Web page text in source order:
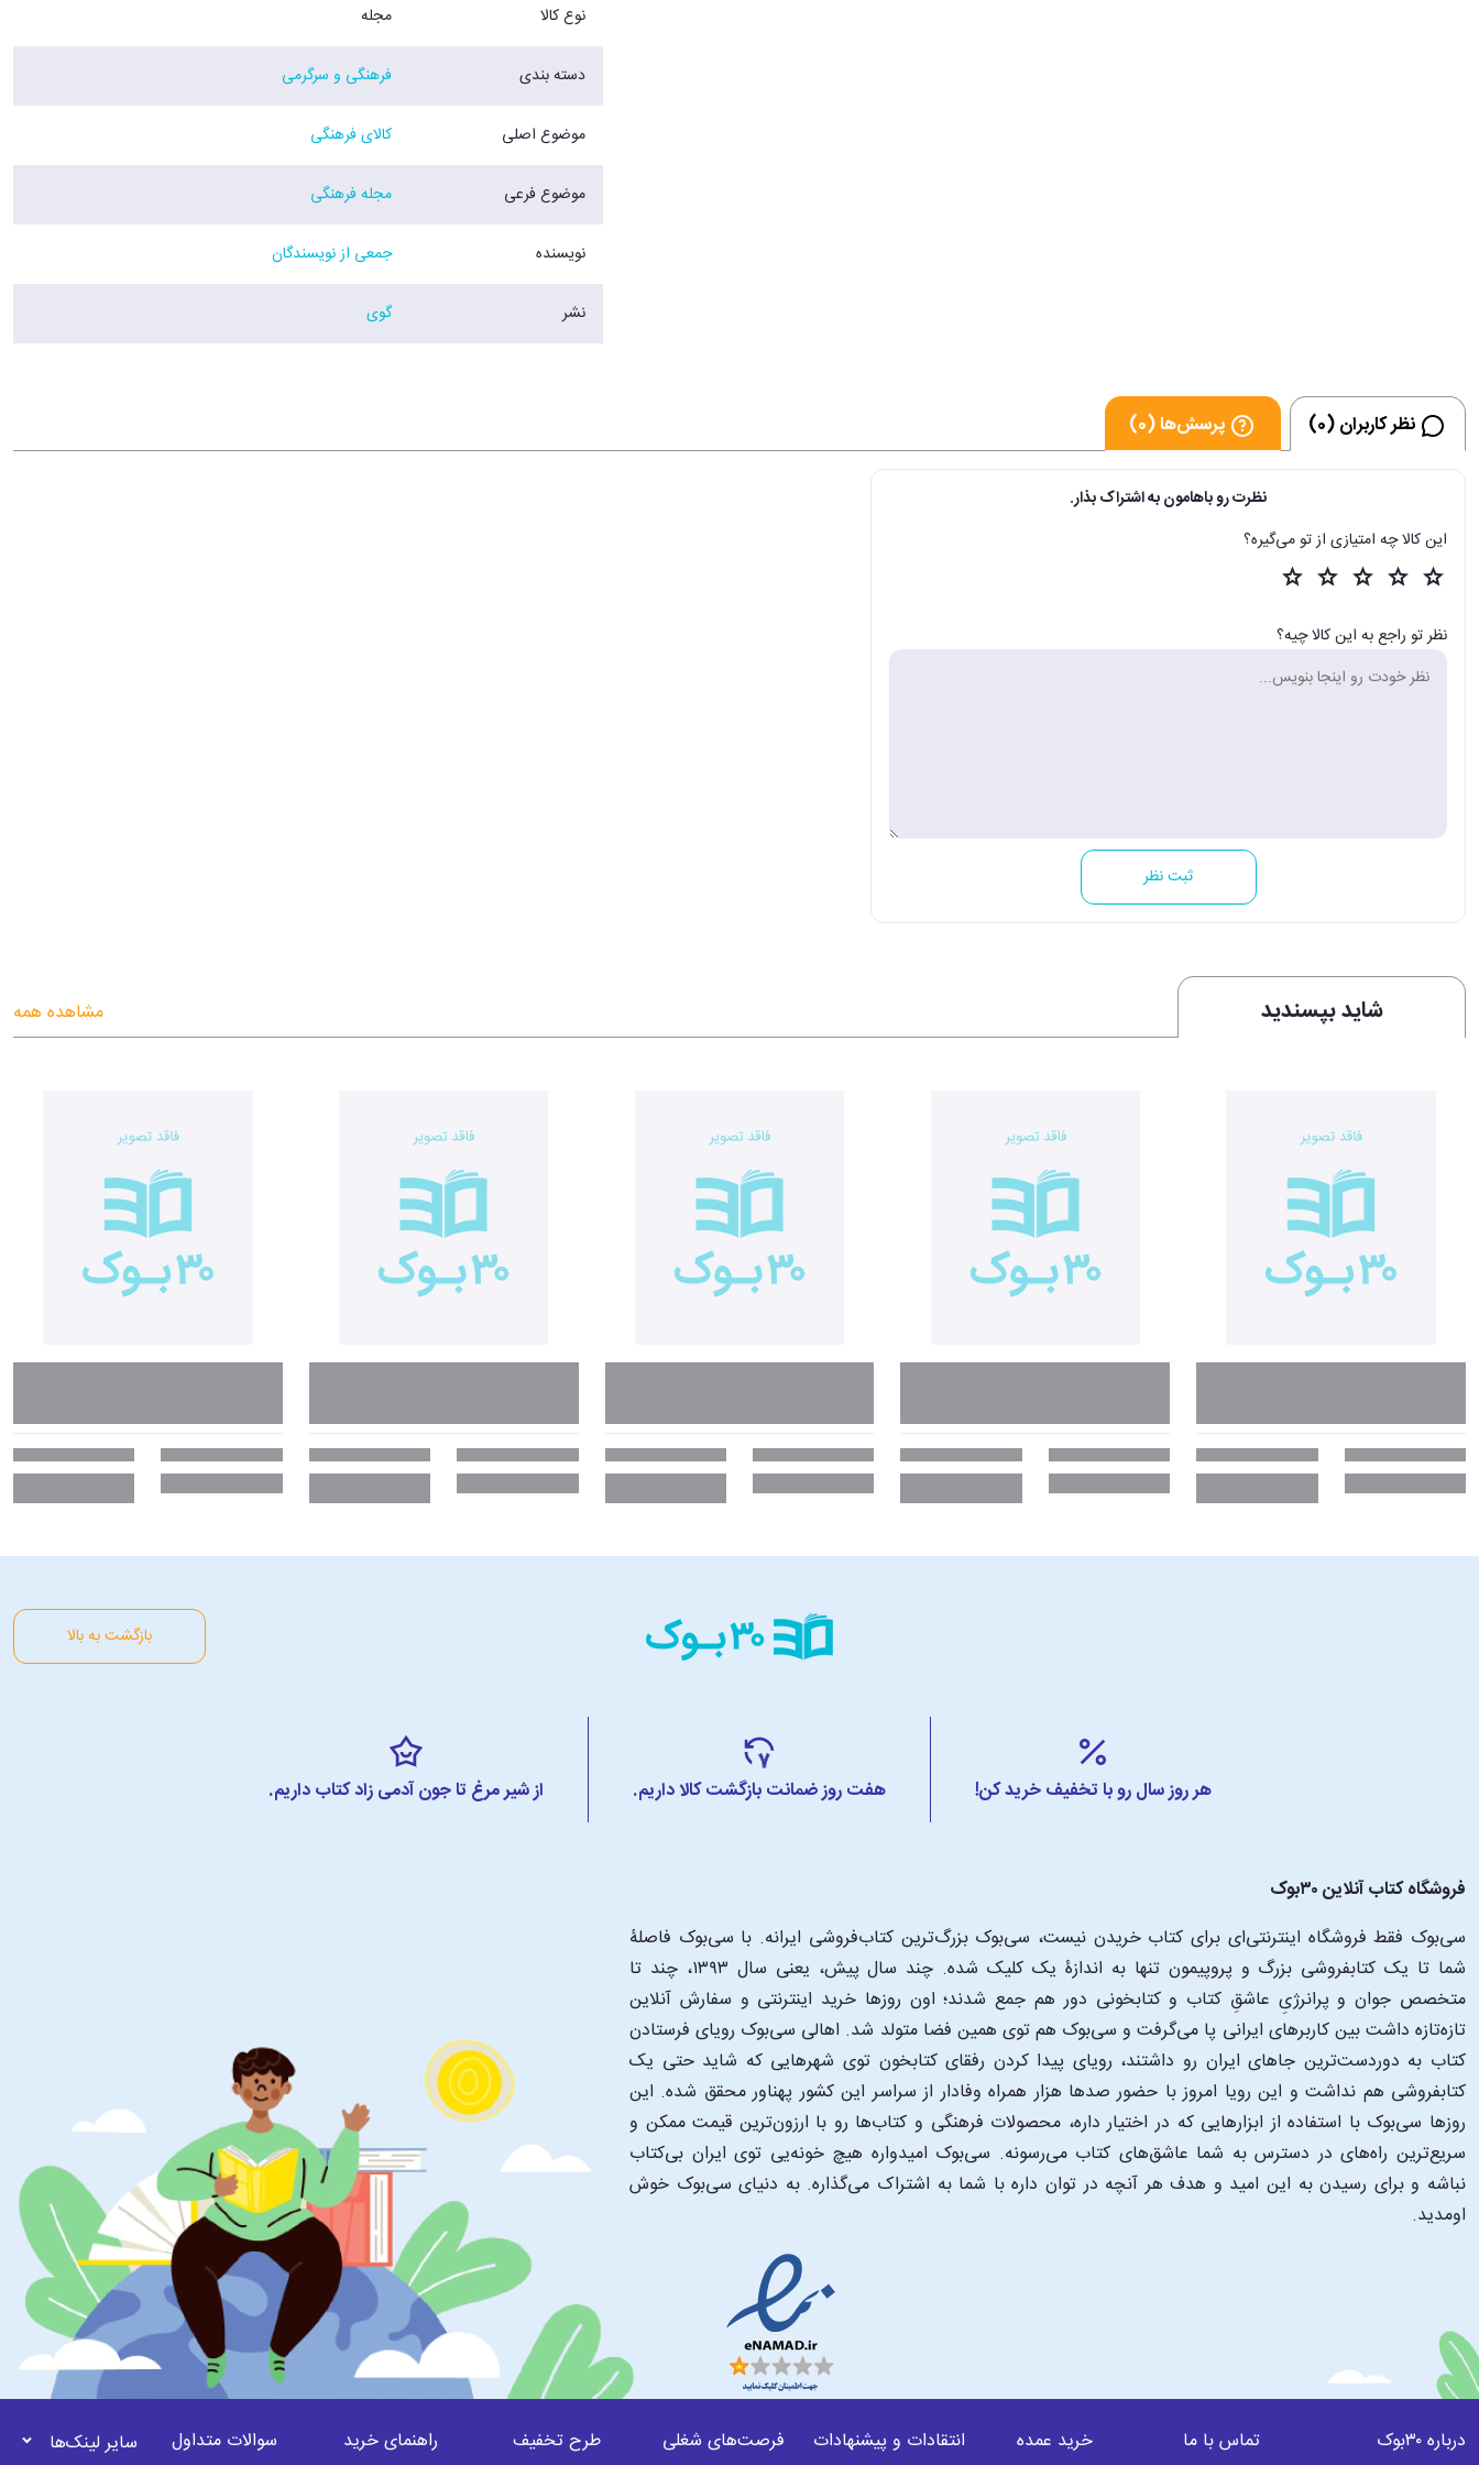
نوع کالا مجله
دسته بندی فرهنگی و سرگرمی
موضوع اصلی کالای فرهنگی
موضوع فرعی مجله فرهنگی
نویسنده جمعی از نویسندگان
نشر گوی
نظر کاربران (0) پرسش‌ها (0)
نظرت رو باهامون به اشتراک بذار.
این کالا چه امتیازی از تو می‌گیره؟
نظر تو راجع به این کالا چیه؟
ثبت نظر
شاید بپسندید مشاهده همه
بازگشت به بالا
هر روز سال رو با تخفیف خرید کن! هفت روز ضمانت بازگشت کالا داریم. از شیر مرغ تا جون آدمی زاد کتاب داریم.
فروشگاه کتاب آنلاین ۳۰بوک
سی‌بوک فقط فروشگاه اینترنتی‌ای برای کتاب خریدن نیست، سی‌بوک بزرگ‌ترین کتاب‌فروشی ایرانه. با سی‌بوک فاصلۀ
شما تا یک کتابفروشی بزرگ و پروپیمون تنها به اندازۀ یک کلیک شده. چند سال پیش، یعنی سال ۱۳۹۳، چند تا
متخصص جوان و پرانرژیِ عاشقِ کتاب و کتابخونی دور هم جمع شدند؛ اون‌ روزها خرید اینترنتی و سفارش آنلاین
تازه‌تازه داشت بین کاربرهای ایرانی پا می‌گرفت و سی‌بوک هم توی همین فضا متولد شد. اهالی سی‌بوک رویای فرستادن
کتاب به دوردست‌ترین جاهای ایران رو داشتند، رویای پیدا کردن رفقای کتابخون توی شهرهایی که شاید حتی یک
کتابفروشی هم نداشت و این رویا امروز با حضور صدها هزار همراه وفادار از سراسر این کشور پهناور محقق شده. این
‌روزها سی‌بوک با استفاده از ابزارهایی که در اختیار داره، محصولات فرهنگی و کتاب‌ها رو با ارزون‌ترین قیمت ممکن و
سریع‌ترین راه‌های در دسترس به شما عاشق‌های کتاب می‌رسونه. سی‌بوک امیدواره هیچ خونه‌یی توی ایران بی‌کتاب
نباشه و برای رسیدن به این امید و هدف هر آنچه در توان داره با شما به اشتراک می‌گذاره. به دنیای سی‌بوک خوش
اومدید.
درباره ۳۰بوک تماس با ما خرید عمده انتقادات و پیشنهادات فرصت‌های شغلی طرح‌ تخفیف راهنمای خرید سوالات متداول سایر لینک‌ها